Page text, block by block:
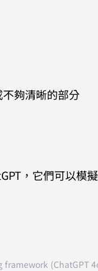
夠清晰的部分
，它們可以模
(ChatGPT